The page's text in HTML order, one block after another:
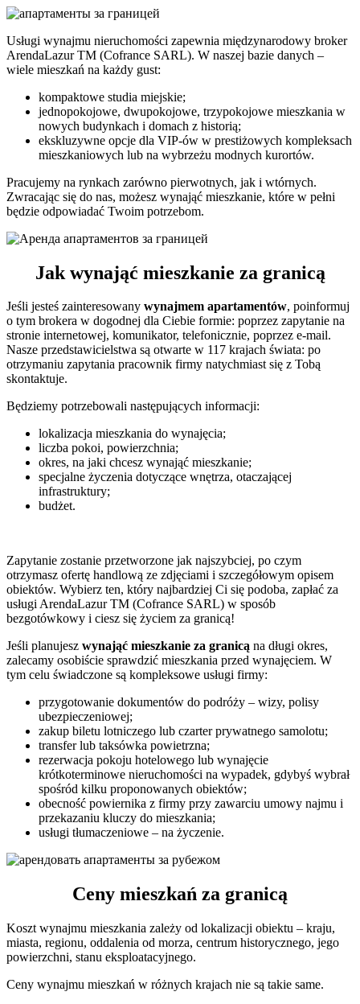
Usługi wynajmu nieruchomości zapewnia międzynarodowy broker
ArendaLazur TM (Cofrance SARL). W naszej bazie danych –
wiele mieszkań na każdy gust:
kompaktowe studia miejskie;
jednopokojowe, dwupokojowe, trzypokojowe mieszkania w
nowych budynkach i domach z historią;
ekskluzywne opcje dla VIP-ów w prestiżowych kompleksach
mieszkaniowych lub na wybrzeżu modnych kurortów.
Pracujemy na rynkach zarówno pierwotnych, jak i wtórnych.
Zwracając się do nas, możesz wynająć mieszkanie, które w pełni
będzie odpowiadać Twoim potrzebom.
Jak wynająć mieszkanie za granicą
Jeśli jesteś zainteresowany wynajmem apartamentów, poinformuj
o tym brokera w dogodnej dla Ciebie formie: poprzez zapytanie na
stronie internetowej, komunikator, telefonicznie, poprzez e-mail.
Nasze przedstawicielstwa są otwarte w 117 krajach świata: po
otrzymaniu zapytania pracownik firmy natychmiast się z Tobą
skontaktuje.
Będziemy potrzebowali następujących informacji:
lokalizacja mieszkania do wynajęcia;
liczba pokoi, powierzchnia;
okres, na jaki chcesz wynająć mieszkanie;
specjalne życzenia dotyczące wnętrza, otaczającej
infrastruktury;
budżet.
Zapytanie zostanie przetworzone jak najszybciej, po czym
otrzymasz ofertę handlową ze zdjęciami i szczegółowym opisem
obiektów. Wybierz ten, który najbardziej Ci się podoba, zapłać za
usługi ArendaLazur TM (Cofrance SARL) w sposób
bezgotówkowy i ciesz się życiem za granicą!
Jeśli planujesz wynająć mieszkanie za granicą na długi okres,
zalecamy osobiście sprawdzić mieszkania przed wynajęciem. W
tym celu świadczone są kompleksowe usługi firmy:
przygotowanie dokumentów do podróży – wizy, polisy
ubezpieczeniowej;
zakup biletu lotniczego lub czarter prywatnego samolotu;
transfer lub taksówka powietrzna;
rezerwacja pokoju hotelowego lub wynajęcie
krótkoterminowe nieruchomości na wypadek, gdybyś wybrał
spośród kilku proponowanych obiektów;
obecność powiernika z firmy przy zawarciu umowy najmu i
przekazaniu kluczy do mieszkania;
usługi tłumaczeniowe – na życzenie.
Ceny mieszkań za granicą
Koszt wynajmu mieszkania zależy od lokalizacji obiektu – kraju,
miasta, regionu, oddalenia od morza, centrum historycznego, jego
powierzchni, stanu eksploatacyjnego.
Ceny wynajmu mieszkań w różnych krajach nie są takie same.